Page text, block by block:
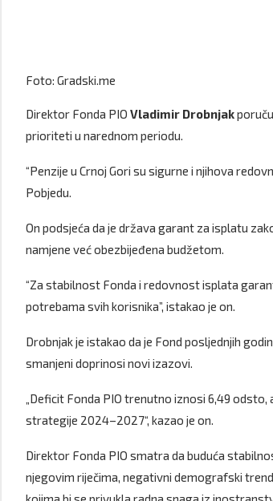
Foto: Gradski.me
Direktor Fonda PIO Vladimir Drobnjak
prioriteti u narednom periodu.
“Penzije u Crnoj Gori su sigurne i njihova
Pobjedu.
On podsjeća da je država garant za isplatu
namjene već obezbijeđena budžetom.
“Za stabilnost Fonda i redovnost isplata
potrebama svih korisnika”, istakao je on.
Drobnjak je istakao da je Fond posljednjih
smanjeni doprinosi novi izazovi.
„Deficit Fonda PIO trenutno iznosi 6,49
strategije 2024–2027“, kazao je on.
Direktor Fonda PIO smatra da buduća
njegovim riječima, negativni demografski